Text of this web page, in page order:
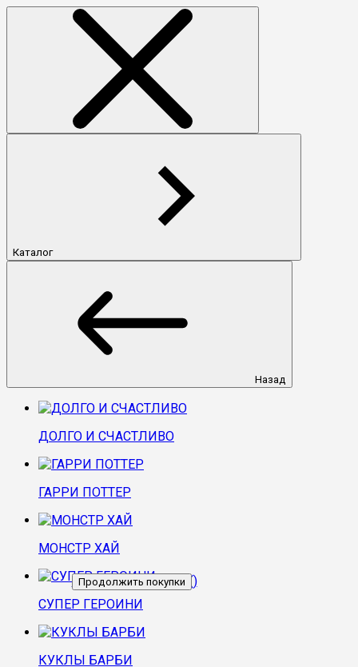
Каталог
Назад
ДОЛГО И СЧАСТЛИВО
ГАРРИ ПОТТЕР
МОНСТР ХАЙ
СУПЕР ГЕРОИНИ
КУКЛЫ БАРБИ
Перейти в корзину ()
Продолжить покупки